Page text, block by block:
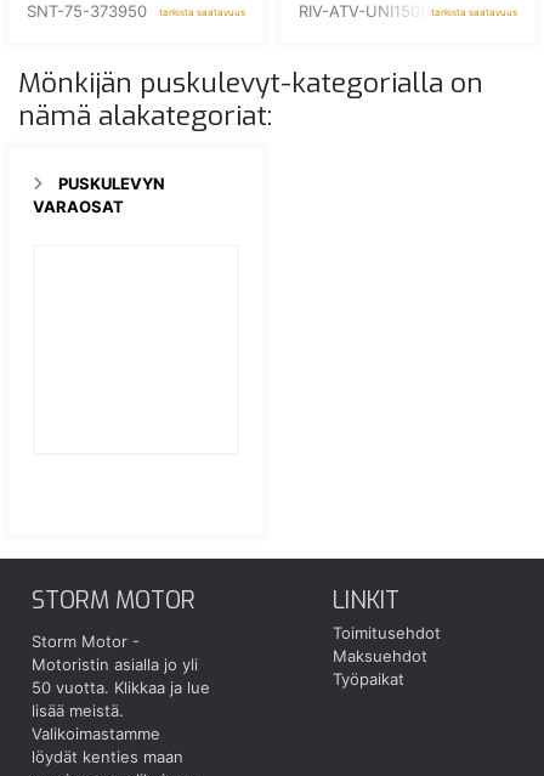
SNT-75-373950 tarkista saatavuus RIV-ATV-UNI150B tarkista saatavuus
Mönkijän puskulevyt-kategorialla on
nämä alakategoriat:
PUSKULEVYN
VARAOSAT
STORM MOTOR
Storm Motor -
Motoristin asialla jo yli
50 vuotta. Klikkaa ja lue
lisää meistä.
Valikoimastamme
löydät kenties maan
LINKIT
Toimitusehdot
Maksuehdot
Työpaikat